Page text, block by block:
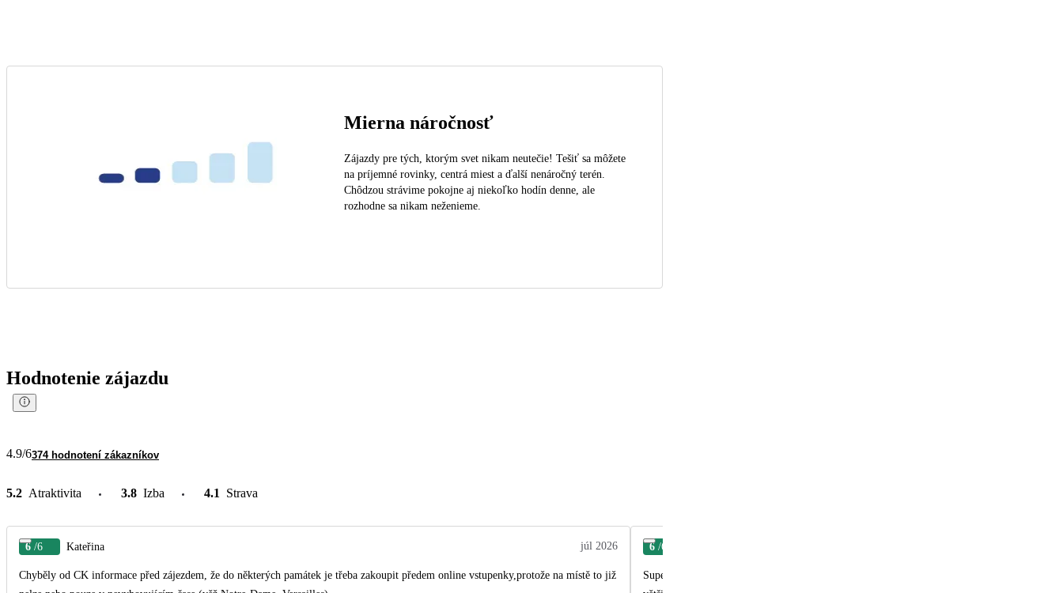
Mierna náročnosť
Zájazdy pre tých, ktorým svet nikam neutečie! Tešiť sa môžete
na príjemné rovinky, centrá miest a ďalší nenáročný terén.
Chôdzou strávime pokojne aj niekoľko hodín denne, ale
rozhodne sa nikam neženieme.
Hodnotenie zájazdu
4.9/6374 hodnotení zákazníkov
5.2 Atraktivita 3.8 Izba 4.1 Strava
6 /6 Kateřina júl 2026
Chyběly od CK informace před zájezdem, že do některých památek je třeba zakoupit předem online vstupenky,protože na místě to již
6 /6
Super zájezd, vše co jsme chtěli, tak jsme skoro viděli, ještě jeden den, by se hodil. Průvodce Magda byla ve všem nápomocná,